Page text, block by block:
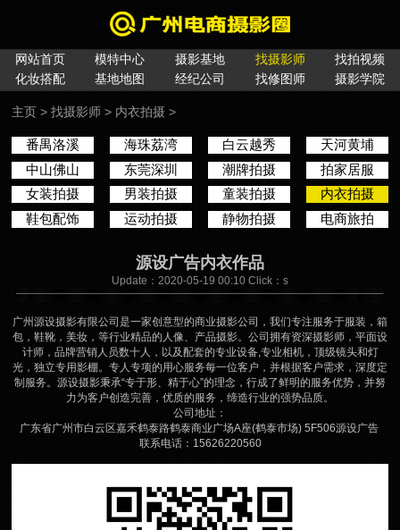
网站首页 模特中心 摄影基地 找摄影师
找拍视频
化妆搭配
基地地图 经纪公司 找修图师 摄影学院
主页 >找摄影师 > 内衣拍摄 >
番禺洛溪 海珠荔湾 白云越秀
天河黄埔
中山佛山
东莞深圳 潮牌拍摄
拍家居服
女装拍摄
男装拍摄 童装拍摄
内衣拍摄
鞋包配饰
运动拍摄 静物拍摄 电商旅拍
源设广告内衣作品
Update：2020-05-19 00:10 Click： s
广州源设摄影有限公司是一家创意型的商业摄影公司，我们专注服务于服装，箱
包，鞋靴，美妆，等行业精品的人像、产品摄影。公司拥有资深摄影师，平面设
计师，品牌营销人员数十人，以及配套的专业设备,专业相机，顶级镜头和灯
光，独立专用影棚。专人专项的用心服务每一位客户，并根据客户需求，深度定
制服务。源设摄影秉承“专于形、精于心”的理念，行成了鲜明的服务优势，并努
力为客户创造完善，优质的服务，缔造行业的强势品质。
公司地址：
广东省广州市白云区嘉禾鹤泰路鹤泰商业广场A座(鹤泰市场) 5F506源设广告
联系电话：15626220560